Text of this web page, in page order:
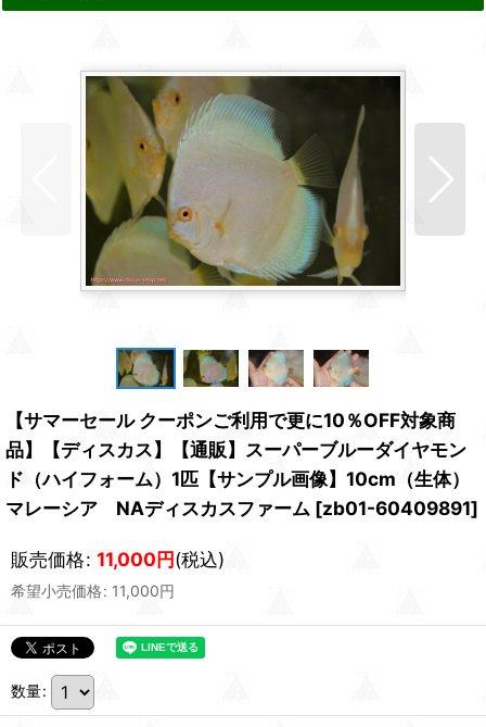
【サマーセール クーポンご利用で更に10％OFF対象商
品】【ディスカス】【通販】スーパーブルーダイヤモン
ド（ハイフォーム）1匹【サンプル画像】10cm（生体）
マレーシア NAディスカスファーム [zb01-60409891]
販売価格: 11,000円(税込)
希望小売価格: 11,000円
数量: